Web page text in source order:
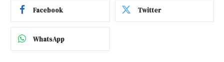
Facebook Twitter
WhatsApp